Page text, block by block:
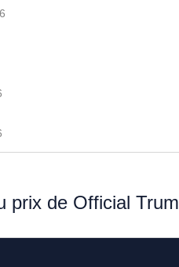
prix de Official